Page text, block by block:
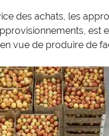
des achats, les
est
vue de produire de